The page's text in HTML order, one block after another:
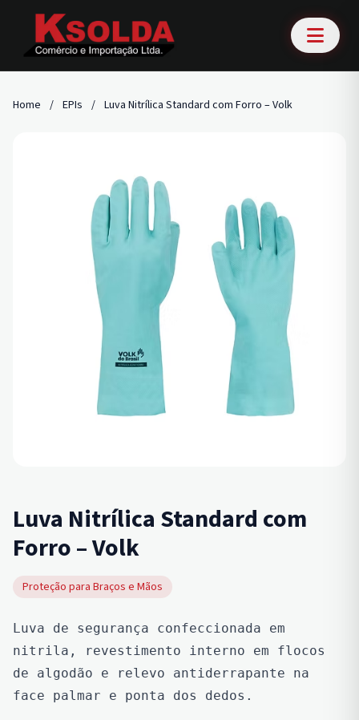
Home / EPIs / Luva Nitrílica Standard com Forro – Volk
Luva Nitrílica Standard com
Forro – Volk
Proteção para Braços e Mãos
Luva de segurança confeccionada em
nitrila, revestimento interno em flocos
de algodão e relevo antiderrapante na
face palmar e ponta dos dedos.